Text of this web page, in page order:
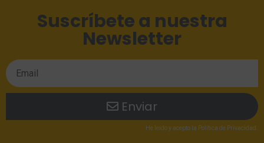
Suscríbete a nuestra
Newsletter
Enviar
He leídoy acepto la Política de Privacidad